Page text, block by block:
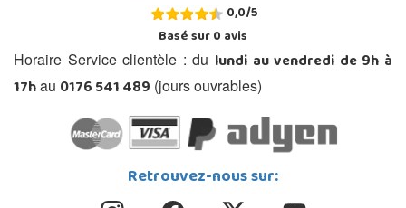
0,0/5
Basé sur0avis
Horaire Service clientèle : du lundi au vendredi de 9h à
17hau 0176 541 489 (jours ouvrables)
Retrouvez-nous sur: